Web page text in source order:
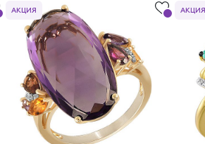
АКЦИЯ АКЦИЯ